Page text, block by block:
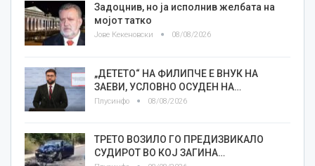
Задоцнив, но ја исполнив желбата на
мојот татко
Јове Кекеновски 08/08/2026
„ДЕТЕТО“ НА ФИЛИПЧЕ Е ВНУК НА
ЗАЕВИ, УСЛОВНО ОСУДЕН НА…
Плусинфо 08/08/2026
ТРЕТО ВОЗИЛО ГО ПРЕДИЗВИКАЛО
СУДИРОТ ВО КОЈ ЗАГИНА…